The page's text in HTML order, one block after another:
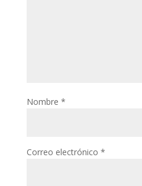
Nombre *
Correo electrónico *